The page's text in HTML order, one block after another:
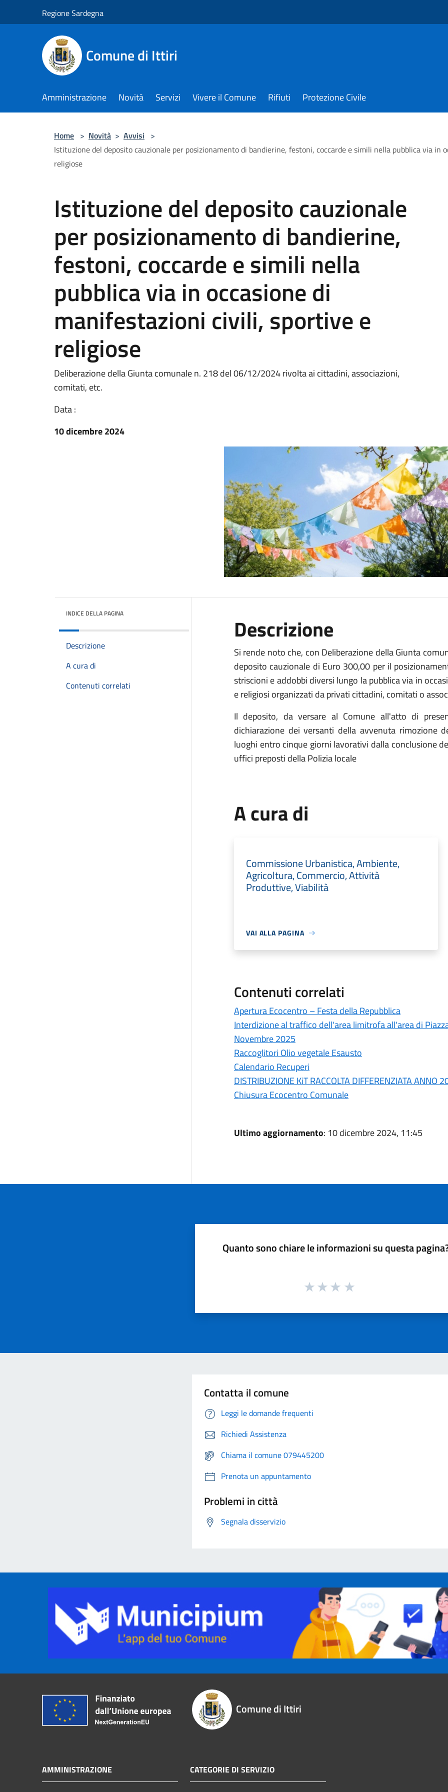
Regione Sardegna
Comune di Ittiri
Amministrazione Novità Servizi Vivere il Comune Rifiuti Protezione Civile
Home > Novità > Avvisi >
Istituzione del deposito cauzionale per posizionamento di bandierine, festoni, coccarde e simili nella pubblica via in
religiose
Istituzione del deposito cauzionale
per posizionamento di bandierine,
festoni, coccarde e simili nella
pubblica via in occasione di
manifestazioni civili, sportive e
religiose
Deliberazione della Giunta comunale n. 218 del 06/12/2024 rivolta ai cittadini, associazioni,
comitati, etc.
Data :
10 dicembre 2024
INDICE DELLA PAGINA
Descrizione
A cura di
Contenuti correlati
Descrizione
Si rende noto che, con Deliberazione della Giunta
deposito cauzionale di Euro 300,00 per il
striscioni e addobbi diversi lungo la pubblica via in
e religiosi organizzati da privati cittadini, comitati o
Il deposito, da versare al Comune all'atto di
dichiarazione dei versanti della avvenuta rimozione
luoghi entro cinque giorni lavorativi dalla conclusione
uffici preposti della Polizia locale
A cura di
Commissione Urbanistica, Ambiente,
Agricoltura, Commercio, Attività
Produttive, Viabilità
VAI ALLA PAGINA
Contenuti correlati
Apertura Ecocentro – Festa della Repubblica
Interdizione al traffico dell'area limitrofa all'area di
Novembre 2025
Raccoglitori Olio vegetale Esausto
Calendario Recuperi
DISTRIBUZIONE KiT RACCOLTA DIFFERENZIATA ANNO
Chiusura Ecocentro Comunale
Ultimo aggiornamento: 10 dicembre 2024, 11:45
Quanto sono chiare le informazioni su questa
Contatta il comune
Leggi le domande frequenti
Richiedi Assistenza
Chiama il comune 079445200
Prenota un appuntamento
Problemi in città
Segnala disservizio
Comune di Ittiri
AMMINISTRAZIONE CATEGORIE DI SERVIZIO